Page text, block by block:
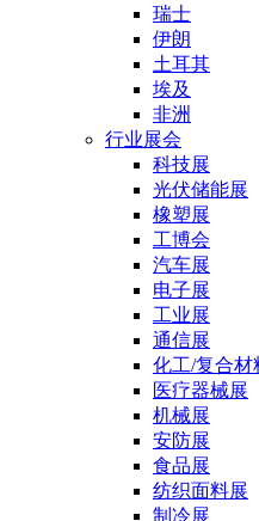
瑞士
伊朗
土耳其
埃及
非洲
行业展会
科技展
光伏储能展
橡塑展
工博会
汽车展
电子展
工业展
通信展
化工/复合材
医疗器械展
机械展
安防展
食品展
纺织面料展
制冷展